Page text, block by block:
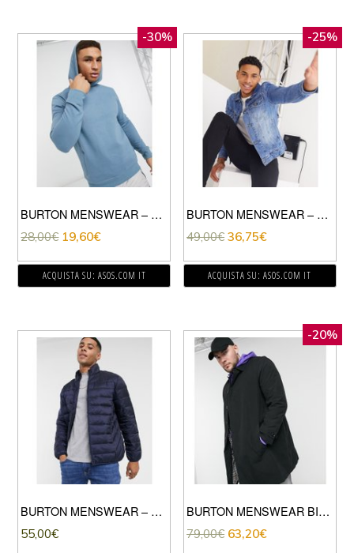
-30%
BURTON MENSWEAR – FELPA OVERHEAD CON CAPPUCCIO BLU MEDIO
28,00€ 19,60€
ACQUISTA SU: ASOS.COM IT
-25%
BURTON MENSWEAR – GIACCA DI JEANS ORGANICA NERO SLAVATO-BLU
49,00€ 36,75€
ACQUISTA SU: ASOS.COM IT
BURTON MENSWEAR – PIUMINO BLU NAVY
55,00€
-20%
BURTON MENSWEAR BIG & TALL – IMPERMEABILE NERO
79,00€ 63,20€